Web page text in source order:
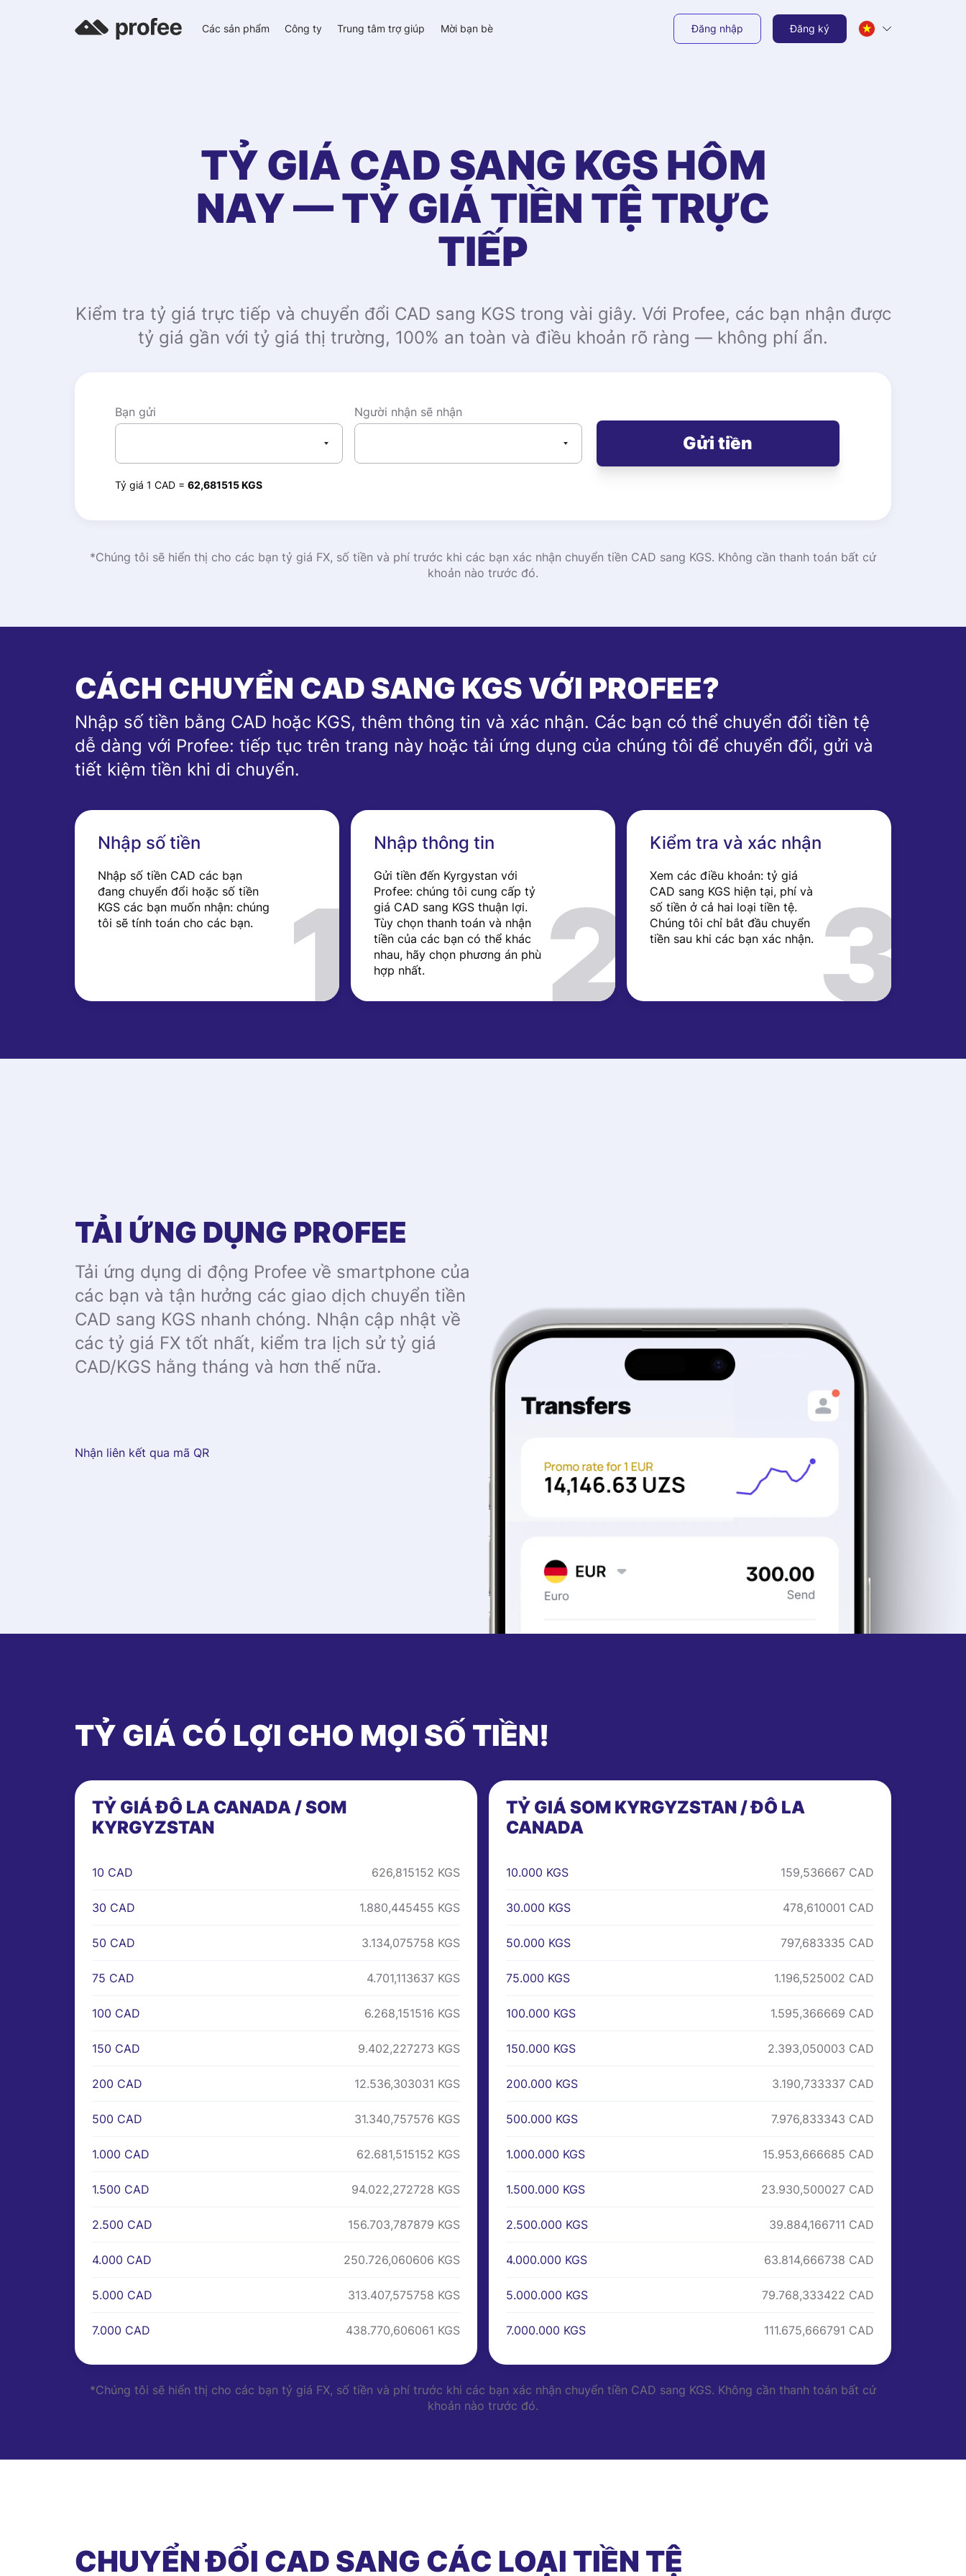
Các sản phẩm Công ty Trung tâm trợ giúp Mời bạn bè Đăng nhập Đăng ký
TỶ GIÁ CAD SANG KGS HÔM
NAY — TỶ GIÁ TIỀN TỆ TRỰC
TIẾP
Kiểm tra tỷ giá trực tiếp và chuyển đổi CAD sang KGS trong vài giây. Với Profee, các bạn nhận được
tỷ giá gần với tỷ giá thị trường, 100% an toàn và điều khoản rõ ràng — không phí ẩn.
Bạn gửi Người nhận sẽ nhận
Tỷ giá 1 CAD = 62,681515 KGS
Gửi tiền
*Chúng tôi sẽ hiển thị cho các bạn tỷ giá FX, số tiền và phí trước khi các bạn xác nhận chuyển tiền CAD sang KGS. Không cần thanh toán bất cứ
khoản nào trước đó.
CÁCH CHUYỂN CAD SANG KGS VỚI PROFEE?
Nhập số tiền bằng CAD hoặc KGS, thêm thông tin và xác nhận. Các bạn có thể chuyển đổi tiền tệ
dễ dàng với Profee: tiếp tục trên trang này hoặc tải ứng dụng của chúng tôi để chuyển đổi, gửi và
tiết kiệm tiền khi di chuyển.
Nhập số tiền
Nhập số tiền CAD các bạn
đang chuyển đổi hoặc số tiền
KGS các bạn muốn nhận: chúng
tôi sẽ tính toán cho các bạn.
Nhập thông tin
Gửi tiền đến Kyrgystan với
Profee: chúng tôi cung cấp tỷ
giá CAD sang KGS thuận lợi.
Tùy chọn thanh toán và nhận
tiền của các bạn có thể khác
nhau, hãy chọn phương án phù
hợp nhất.
Kiểm tra và xác nhận
Xem các điều khoản: tỷ giá
CAD sang KGS hiện tại, phí và
số tiền ở cả hai loại tiền tệ.
Chúng tôi chỉ bắt đầu chuyển
tiền sau khi các bạn xác nhận.
TẢI ỨNG DỤNG PROFEE
Tải ứng dụng di động Profee về smartphone của
các bạn và tận hưởng các giao dịch chuyển tiền
CAD sang KGS nhanh chóng. Nhận cập nhật về
các tỷ giá FX tốt nhất, kiểm tra lịch sử tỷ giá
CAD/KGS hằng tháng và hơn thế nữa.
Nhận liên kết qua mã QR
TỶ GIÁ CÓ LỢI CHO MỌI SỐ TIỀN!
TỶ GIÁ ĐÔ LA CANADA / SOM
KYRGYZSTAN
10 CAD 626,815152 KGS
30 CAD 1.880,445455 KGS
50 CAD 3.134,075758 KGS
75 CAD 4.701,113637 KGS
100 CAD 6.268,151516 KGS
150 CAD 9.402,227273 KGS
200 CAD 12.536,303031 KGS
500 CAD 31.340,757576 KGS
1.000 CAD 62.681,515152 KGS
1.500 CAD 94.022,272728 KGS
2.500 CAD 156.703,787879 KGS
4.000 CAD 250.726,060606 KGS
5.000 CAD 313.407,575758 KGS
7.000 CAD 438.770,606061 KGS
TỶ GIÁ SOM KYRGYZSTAN / ĐÔ LA
CANADA
10.000 KGS 159,536667 CAD
30.000 KGS 478,610001 CAD
50.000 KGS 797,683335 CAD
75.000 KGS 1.196,525002 CAD
100.000 KGS 1.595,366669 CAD
150.000 KGS 2.393,050003 CAD
200.000 KGS 3.190,733337 CAD
500.000 KGS 7.976,833343 CAD
1.000.000 KGS 15.953,666685 CAD
1.500.000 KGS 23.930,500027 CAD
2.500.000 KGS 39.884,166711 CAD
4.000.000 KGS 63.814,666738 CAD
5.000.000 KGS 79.768,333422 CAD
7.000.000 KGS 111.675,666791 CAD
*Chúng tôi sẽ hiển thị cho các bạn tỷ giá FX, số tiền và phí trước khi các bạn xác nhận chuyển tiền CAD sang KGS. Không cần thanh toán bất cứ
khoản nào trước đó.
CHUYỂN ĐỔI CAD SANG CÁC LOẠI TIỀN TỆ